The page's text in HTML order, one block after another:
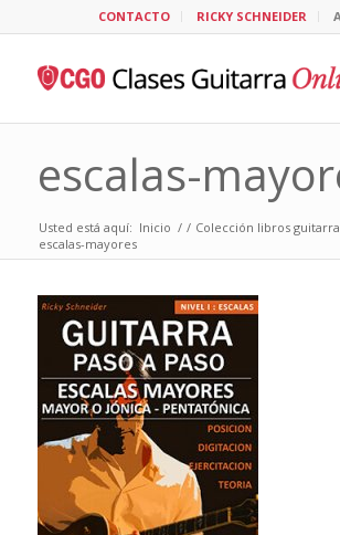
CONTACTO RICKY SCHNEIDER
escalas-
Usted está aquí: Inicio / / Colección libros
escalas-mayores